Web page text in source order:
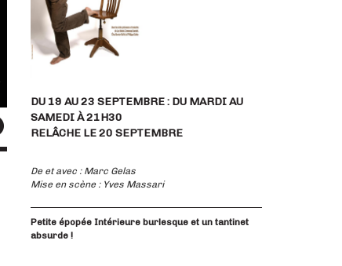
DU 19 AU 23 SEPTEMBRE : DU MARDI AU
SAMEDI À 21H30
RELÂCHE LE 20 SEPTEMBRE
De et avec : Marc Gelas
Mise en scène : Yves Massari
Petite épopée Intérieure burlesque et un tantinet
absurde !